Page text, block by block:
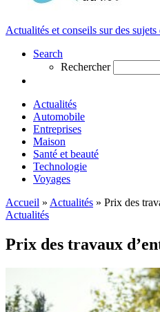
Actualités et conseils sur des
Search
Rechercher
Actualités
Automobile
Entreprises
Maison
Santé et beauté
Technologie
Voyages
Accueil » Actualités » Prix des
Actualités
Prix des travaux